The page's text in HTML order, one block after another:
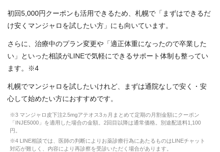
初回5,000円クーポンも活用できるため、札幌で「まずはできるだ
け安くマンジャロを試したい方」にも向いています。
さらに、治療中のプラン変更や「適正体重になったので卒業した
い」といった相談がLINEで気軽にできるサポート体制も整ってい
ます。※4
札幌でマンジャロを試したいけれど、まずは通院なしで安く・安
心して始めたい方におすすめです。
※3 マンジャロ皮下注2.5mgアテオス3ヵ月まとめて定期の月割金額にクーポン
「INJE5000」を適用した場合の金額。2回目以降は通常価格。別途配送料1,100
円。
※4 LINE相談では、医師の判断によりお薬診療行為にあたるものはLINEチャット
対応が難しく、内容により再診察を受診いただく場合があります。